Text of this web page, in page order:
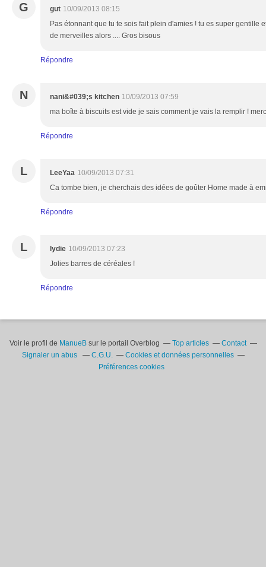
G gut 10/09/2013 08:15
Pas étonnant que tu te sois fait plein d'amies ! tu es super gentille
de merveilles alors .... Gros bisous
Répondre
N nani&#039;s kitchen 10/09/2013 07:59
ma boîte à biscuits est vide je sais comment je vais la remplir !
Répondre
L LeeYaa 10/09/2013 07:31
Ca tombe bien, je cherchais des idées de goûter Home made à
Répondre
L lydie 10/09/2013 07:23
Jolies barres de céréales !
Répondre
Voir le profil de ManueBsur le portail Overblog Top articles
Contact
Signaler un abus
C.G.U.
Cookies et données personnelles
Préférences cookies